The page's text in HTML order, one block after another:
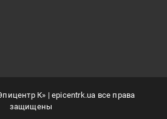
К» | epicentrk.ua все права
защищены